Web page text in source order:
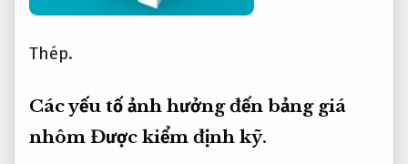
Thép.
Các yếu tố ảnh hưởng đến bảng giá
nhôm Được kiểm định kỹ.